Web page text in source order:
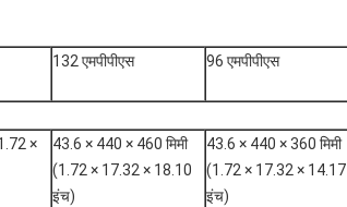
132 एमपीपीएस 96 एमपीपीएस
×
43.6 × 440 × 460 मिमी
(1.72 × 17.32 × 18.10
इंच)
43.6 × 440 × 360 मिमी
(1.72 × 17.32 × 14.17
इंच)